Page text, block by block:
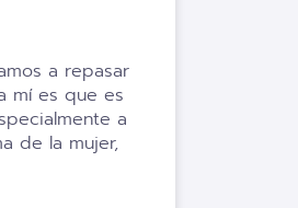
a repasar
mí es que es
a
de la mujer,